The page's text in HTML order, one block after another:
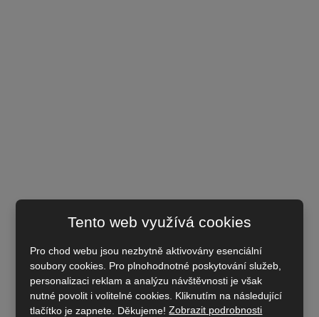
Tento web využívá cookies
Pro chod webu jsou nezbytně aktivovány esenciální
soubory cookies. Pro plnohodnotné poskytování služeb,
personalizaci reklam a analýzu návštěvnosti je však
nutné povolit i volitelné cookies. Kliknutím na následující
tlačítko je zapnete. Děkujeme!Zobrazit podrobnosti